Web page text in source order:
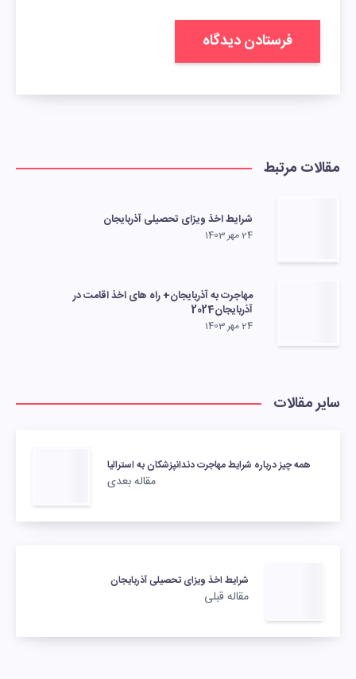
مقالات مرتبط
شرایط اخذ ویزای تحصیلی آذربایجان
24 مهر 1403
مهاجرت به آذربایجان+ راه های اخذ اقامت در
آذربایجان2024
24 مهر 1403
سایر مقالات
همه چیز درباره شرایط مهاجرت دندانپزشکان به استرالیا
مقاله بعدی
شرایط اخذ ویزای تحصیلی آذربایجان
مقاله قبلی